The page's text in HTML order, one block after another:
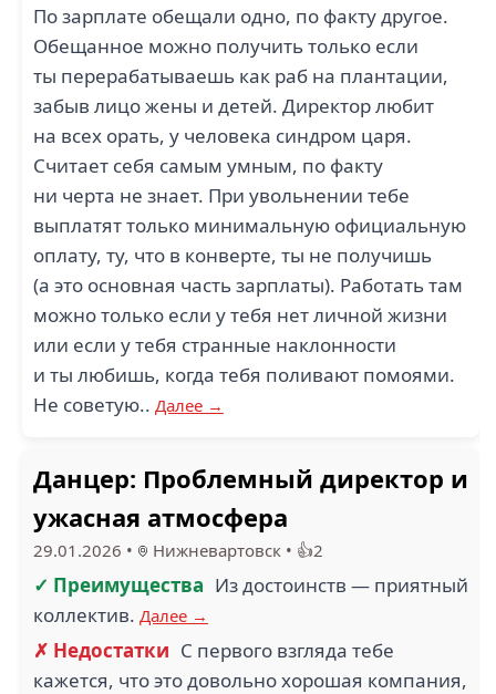
По зарплате обещали одно, по факту другое.
Обещанное можно получить только если
ты перерабатываешь как раб на плантации,
забыв лицо жены и детей. Директор любит
на всех орать, у человека синдром царя.
Считает себя самым умным, по факту
ни черта не знает. При увольнении тебе
выплатят только минимальную официальную
оплату, ту, что в конверте, ты не получишь
(а это основная часть зарплаты). Работать там
можно только если у тебя нет личной жизни
или если у тебя странные наклонности
и ты любишь, когда тебя поливают помоями.
Не советую.. Далее →
Данцер: Проблемный директор и
ужасная атмосфера
29.01.2026 • Нижневартовск • 👍2
✓ Преимущества Из достоинств — приятный
коллектив. Далее →
✗ Недостатки С первого взгляда тебе
кажется, что это довольно хорошая компания,